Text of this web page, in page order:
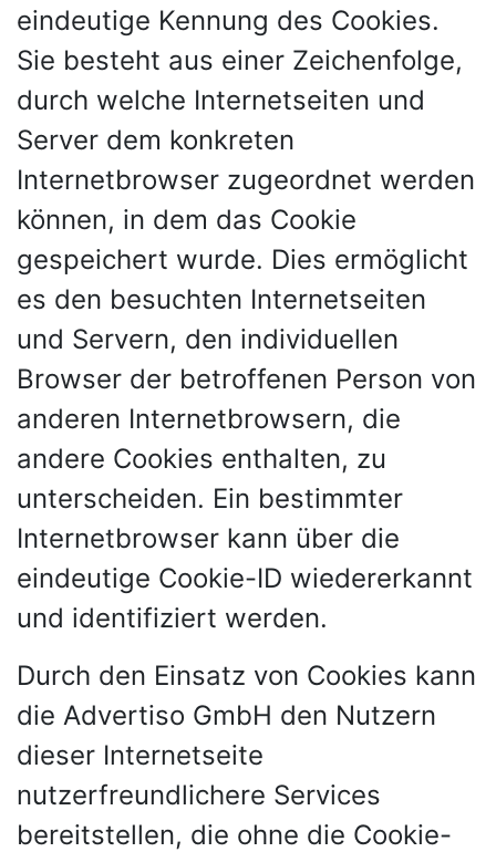
eindeutige Kennung des Cookies.
Sie besteht aus einer Zeichenfolge,
durch welche Internetseiten und
Server dem konkreten
Internetbrowser zugeordnet werden
können, in dem das Cookie
gespeichert wurde. Dies ermöglicht
es den besuchten Internetseiten
und Servern, den individuellen
Browser der betroffenen Person von
anderen Internetbrowsern, die
andere Cookies enthalten, zu
unterscheiden. Ein bestimmter
Internetbrowser kann über die
eindeutige Cookie-ID wiedererkannt
und identifiziert werden.
Durch den Einsatz von Cookies kann
die Advertiso GmbH den Nutzern
dieser Internetseite
nutzerfreundlichere Services
bereitstellen, die ohne die Cookie-